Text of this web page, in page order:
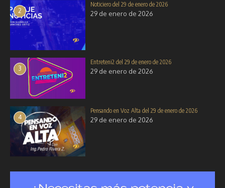
2
Noticiero del 29 de enero de 2026
29 de enero de 2026
3
Entreteni2 del 29 de enero de 2026
29 de enero de 2026
4
Pensando en Voz Alta del 29 de enero de 2026
29 de enero de 2026